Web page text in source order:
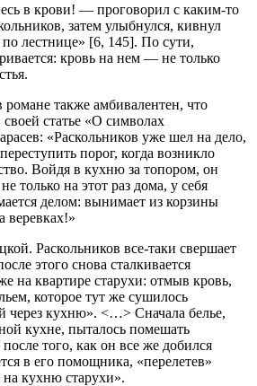
в крови! — проговорил с каким-то
затем улыбнулся, кивнул
лестнице» [6, 145]. По сути,
кровь на нем — не только
романе также амбивалентен, что
своей статье «О символах
«Раскольников уже шел на дело,
порог, когда возникло
Войдя в кухню за топором, он
только на этот раз дома, у себя
делом: вынимает из корзины
веревках!»
Раскольников все-таки свершает
этого снова сталкивается
на квартире старухи: отмыв кровь,
которое тут же сушилось
через кухню». <…> Сначала белье,
кухне, пыталось помешать
того, как он все же добился
в его помощника, «перелетев»
кухню старухи».